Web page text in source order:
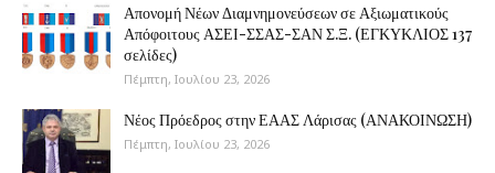
Απονομή Νέων Διαμνημονεύσεων σε Αξιωματικούς
Απόφοιτους ΑΣΕΙ-ΣΣΑΣ-ΣΑΝ Σ.Ξ. (ΕΓΚΥΚΛΙΟΣ 137
σελίδες)
Πέμπτη, Ιουλίου 23, 2026
Νέος Πρόεδρος στην ΕΑΑΣ Λάρισας (ΑΝΑΚΟΙΝΩΣΗ)
Πέμπτη, Ιουλίου 23, 2026